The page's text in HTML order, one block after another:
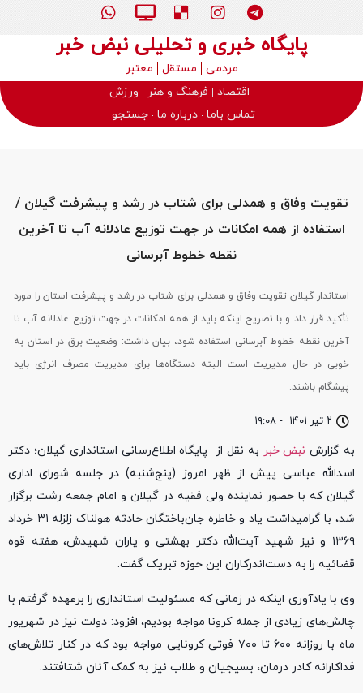
پایگاه خبری و تحلیلی نبض خبر
مردمی مستقل
معتبر
اقتصاد
فرهنگ و هنر
ورزش
تماس باما درباره ما جستجو
۲ تیر ۱۴۰۱ - ۱۹:۰۸
تقویت وفاق و همدلی برای شتاب در رشد و پیشرفت گیلان /
استفاده از همه امکانات در جهت توزیع عادلانه آب تا آخرین
نقطه خطوط آبرسانی
استاندار گیلان تقویت وفاق و همدلی برای شتاب در رشد و پیشرفت استان را مورد
تأکید قرار داد و با تصریح اینکه باید از همه امکانات در جهت توزیع عادلانه آب تا
آخرین نقطه خطوط آبرسانی استفاده شود، بیان داشت: وضعیت برق در استان به
خوبی در حال مدیریت است البته دستگاه‌ها برای مدیریت مصرف انرژی باید
پیشگام باشند.
به گزارش نبض خبر به نقل از پایگاه اطلاع‌رسانی استانداری گیلان؛ دکتر
اسدالله عباسی پیش از ظهر امروز (پنج‌شنبه) در جلسه شورای اداری
گیلان که با حضور نماینده ولی فقیه در گیلان و امام جمعه رشت برگزار
شد، با گرامیداشت یاد و خاطره جان‌باختگان حادثه هولناک زلزله ۳۱ خرداد
۱۳۶۹ و نیز شهید آیت‌الله دکتر بهشتی و یاران شهیدش، هفته قوه
قضائیه را به دست‌اندرکاران این حوزه تبریک گفت.
وی با یادآوری اینکه در زمانی که مسئولیت استانداری را برعهده گرفتم با
چالش‌های زیادی از جمله کرونا مواجه بودیم، افزود: دولت نیز در شهریور
ماه با روزانه ۶۰۰ تا ۷۰۰ فوتی کرونایی مواجه بود که در کنار تلاش‌های
فداکارانه کادر درمان، بسیجیان و طلاب نیز به کمک آنان شتافتند.